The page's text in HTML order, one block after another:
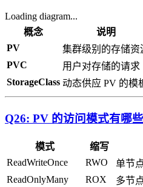
Loading diagram...
概念
说明
PV
集群级别的存储资
PVC
用户对存储的请求
StorageClass 动态供应 PV 的模
Q26: PV 的访问模式有哪些
模式 缩写
ReadWriteOnce
RWO
单节
ReadOnlyMany
ROX
多节